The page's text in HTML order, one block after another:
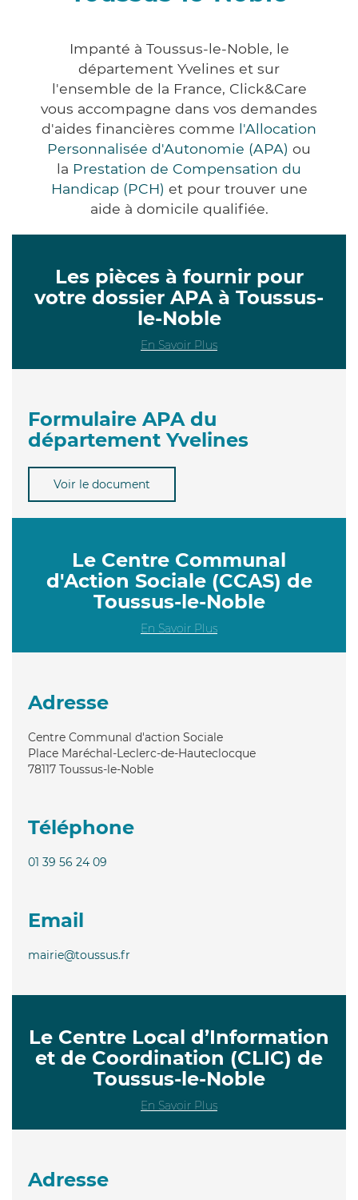
Impanté à Toussus-le-Noble, le
département Yvelines et sur
l'ensemble de la France, Click&Care
vous accompagne dans vos demandes
d'aides financières comme l'Allocation
Personnalisée d'Autonomie (APA) ou
la Prestation de Compensation du
Handicap (PCH) et pour trouver une
aide à domicile qualifiée.
Les pièces à fournir pour
votre dossier APA à Toussus-
le-Noble
En Savoir Plus
Formulaire APA du
département Yvelines
Voir le document
Le Centre Communal
d'Action Sociale (CCAS) de
Toussus-le-Noble
En Savoir Plus
Adresse
Centre Communal d'action Sociale
Place Maréchal-Leclerc-de-Hauteclocque
78117 Toussus-le-Noble
Téléphone
01 39 56 24 09
Email
mairie@toussus.fr
Le Centre Local d’Information
et de Coordination (CLIC) de
Toussus-le-Noble
En Savoir Plus
Adresse